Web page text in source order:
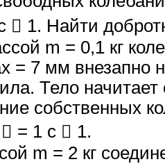
 1. Найти
m = 0,1 кг
= 7 мм внезапно
Тело
собственных
= 1 с  1.
m = 2 кг